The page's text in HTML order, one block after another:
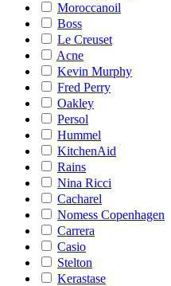
Moroccanoil
Boss
Le Creuset
Acne
Kevin Murphy
Fred Perry
Oakley
Persol
Hummel
KitchenAid
Rains
Nina Ricci
Cacharel
Nomess Copenhagen
Carrera
Casio
Stelton
Kerastase